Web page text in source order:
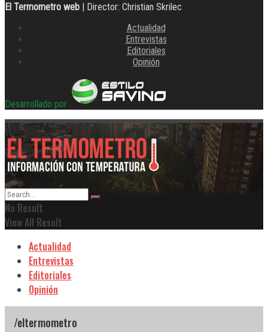
El Termometro web | Director: Christian Skrilec
Actualidad
Entrevistas
Editoriales
Opinión
Desarrollado por
No Result
View All Result
Actualidad
Entrevistas
Editoriales
Opinión